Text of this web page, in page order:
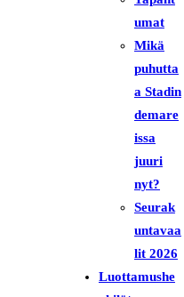
umat
Mikä
puhutta
a Stadin
demare
issa
juuri
nyt?
Seurak
untavaa
lit 2026
Luottamushe